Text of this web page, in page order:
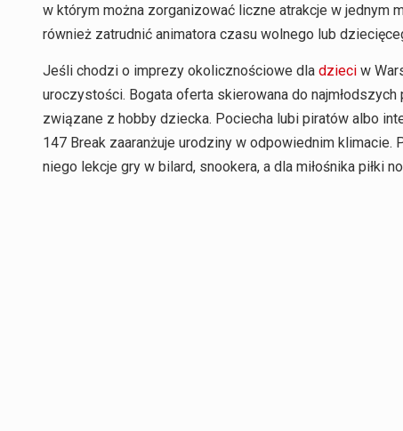
w którym można zorganizować liczne atrakcje w jednym
również zatrudnić animatora czasu wolnego lub
Jeśli chodzi o imprezy okolicznościowe dla dzieci w
uroczystości. Bogata oferta skierowana do
związane z hobby dziecka. Pociecha lubi piratów albo
147 Break zaaranżuje urodziny w odpowiednim
niego lekcje gry w bilard, snookera, a dla miłośnika piłki